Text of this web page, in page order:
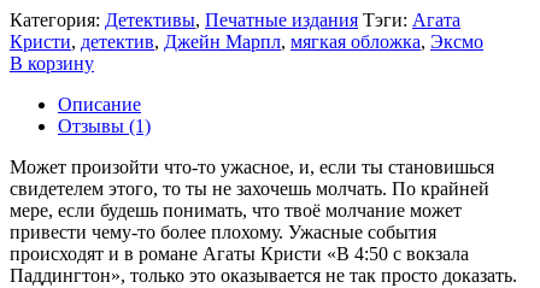
Категория: Детективы, Печатные издания Тэги: Агата
Кристи, детектив, Джейн Марпл, мягкая обложка, Эксмо
В корзину
Описание
Отзывы (1)
Может произойти что-то ужасное, и, если ты становишься
свидетелем этого, то ты не захочешь молчать. По крайней
мере, если будешь понимать, что твоё молчание может
привести чему-то более плохому. Ужасные события
происходят и в романе Агаты Кристи «В 4:50 с вокзала
Паддингтон», только это оказывается не так просто доказать.